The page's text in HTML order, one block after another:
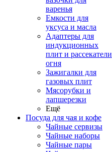
варенья
Емкости для
уксуса и масла
Адаптеры для
индукционных
плит и рассекатели
огня
Зажигалки для
газовых плит
Мясорубки и
лапшерезки
Ещё
Посуда для чая и кофе
Чайные сервизы
Чайные наборы
Чайные пары